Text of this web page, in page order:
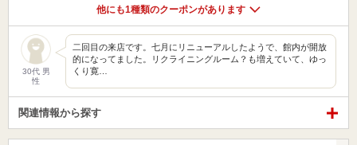
他にも1種類のクーポンがあります
30代 男
性
二回目の来店です。七月にリニューアルしたようで、館内が開放
的になってました。リクライニングルーム？も増えていて、ゆっ
くり寛…
関連情報から探す